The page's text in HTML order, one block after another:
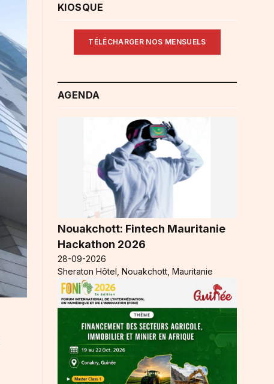
KIOSQUE
TÉLÉCHARGER NOS MENSUELS
AGENDA
Nouakchott: Fintech Mauritanie
Hackathon 2026
28-09-2026
Sheraton Hôtel, Nouakchott, Mauritanie